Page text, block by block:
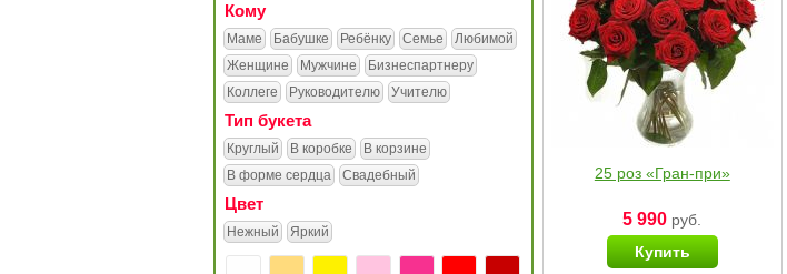
Кому
Маме Бабушке Ребёнку Семье
Любимой
Женщине
Мужчине
Бизнеспартнеру
Коллеге
Руководителю Учителю
Тип букета
Круглый В коробке
В корзине
В форме сердца
Свадебный
Цвет
Нежный Яркий
25 роз «Гран-при»
5 990 руб.
Купить